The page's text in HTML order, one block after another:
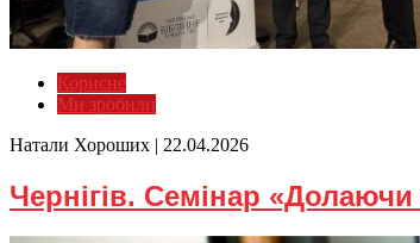
Корисне
Ми зробили
Натали Хороших | 22.04.2026
Чернігів. Семінар «Долаючи